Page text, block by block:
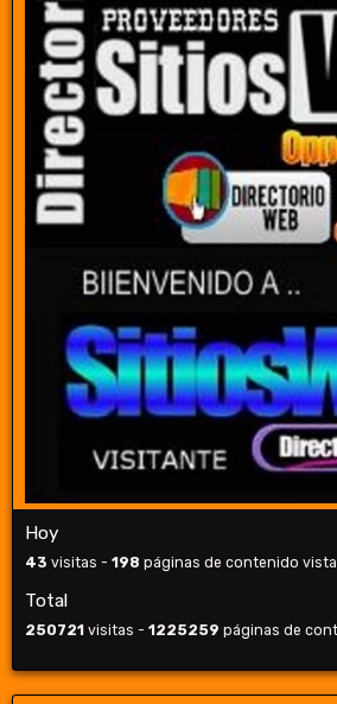
Hoy
43 visitas - 198 páginas de contenido
Total
250721 visitas - 1225259 páginas de